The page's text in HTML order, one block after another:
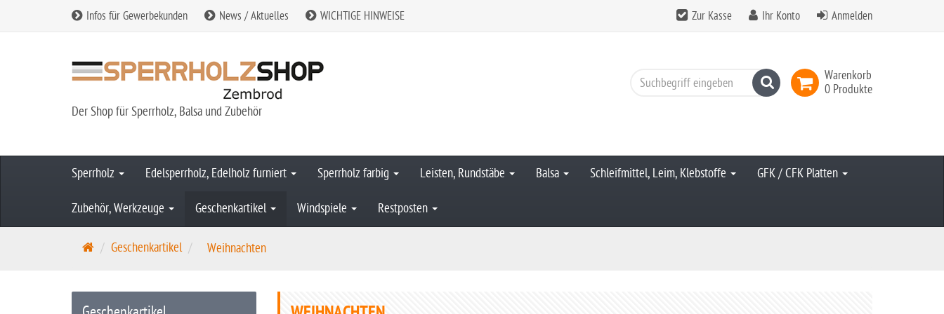
Infos für Gewerbekunden News / Aktuelles WICHTIGE HINWEISE Zur Kasse Ihr Konto Anmelden
Der Shop für Sperrholz, Balsa und Zubehör
Warenkorb
0 Produkte
Suchen
Sperrholz Edelsperrholz, Edelholz furniert Sperrholz farbig Leisten, Rundstäbe Balsa Schleifmittel, Leim, Klebstoffe GFK / CFK Platten
Zubehör, Werkzeuge Geschenkartikel Windspiele Restposten
S
Geschenkartikel Weihnachten